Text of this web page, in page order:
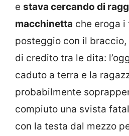
e stava cercando di
macchinetta che eroga
posteggio con il
di credito tra le dita:
caduto a terra e la
probabilmente
compiuto una svista
con la testa dal mezzo